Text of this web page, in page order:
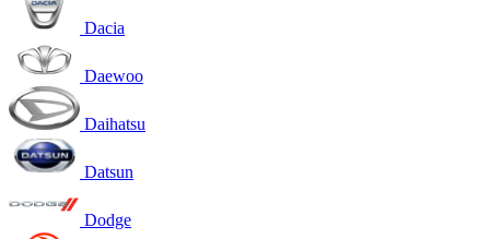
Dacia
Daewoo
Daihatsu
Datsun
Dodge